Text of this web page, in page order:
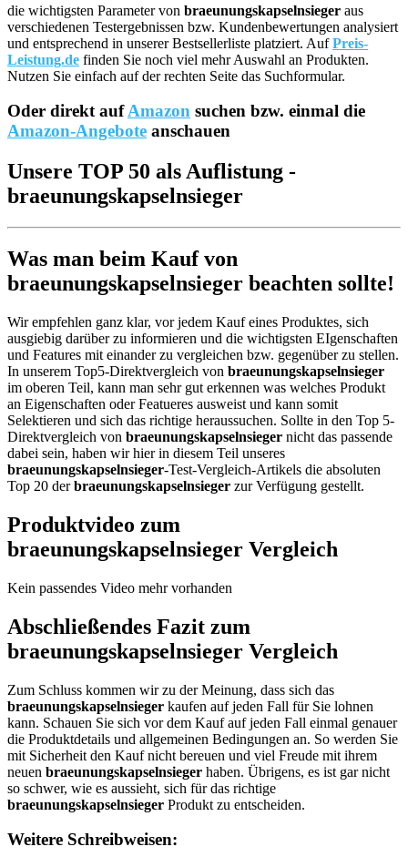
die wichtigsten Parameter von braeunungskapselnsieger aus
verschiedenen Testergebnissen bzw. Kundenbewertungen analysiert
und entsprechend in unserer Bestsellerliste platziert. AufPreis-
Leistung.de finden Sie noch viel mehr Auswahl an Produkten.
Nutzen Sie einfach auf der rechten Seite das Suchformular.
Oder direkt aufAmazon suchen bzw. einmal die
Amazon-Angebote anschauen
Unsere TOP 50 als Auflistung -
braeunungskapselnsieger
Was man beim Kauf von
braeunungskapselnsieger beachten sollte!
Wir empfehlen ganz klar, vor jedem Kauf eines Produktes, sich
ausgiebig darüber zu informieren und die wichtigsten EIgenschaften
und Features mit einander zu vergleichen bzw. gegenüber zu stellen.
In unserem Top5-Direktvergleich von braeunungskapselnsieger
im oberen Teil, kann man sehr gut erkennen was welches Produkt
an Eigenschaften oder Featueres ausweist und kann somit
Selektieren und sich das richtige heraussuchen. Sollte in den Top 5-
Direktvergleich von braeunungskapselnsieger nicht das passende
dabei sein, haben wir hier in diesem Teil unseres
braeunungskapselnsieger-Test-Vergleich-Artikels die absoluten
Top 20 derbraeunungskapselnsieger zur Verfügung gestellt.
Produktvideo zum
braeunungskapselnsieger Vergleich
Kein passendes Video mehr vorhanden
Abschließendes Fazit zum
braeunungskapselnsieger Vergleich
Zum Schluss kommen wir zu der Meinung, dass sich das
braeunungskapselnsieger kaufen auf jeden Fall für Sie lohnen
kann. Schauen Sie sich vor dem Kauf auf jeden Fall einmal genauer
die Produktdetails und allgemeinen Bedingungen an. So werden Sie
mit Sicherheit den Kauf nicht bereuen und viel Freude mit ihrem
neuen braeunungskapselnsieger haben. Übrigens, es ist gar nicht
so schwer, wie es aussieht, sich für das richtige
braeunungskapselnsieger Produkt zu entscheiden.
Weitere Schreibweisen: